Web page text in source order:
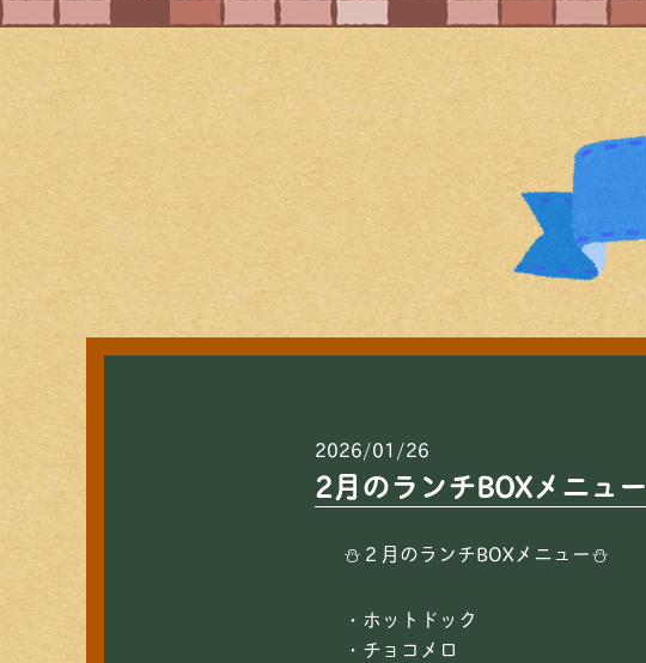
2026/01/26
2月のランチBOXメニュー
⛄２月のランチBOXメニュー⛄
・ホットドック
・チョコメロ